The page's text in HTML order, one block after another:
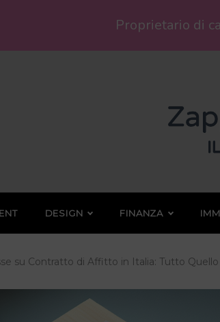
DESIGN FINANZA
su Contratto di Affitto in Italia: Tutto
Proprietario di